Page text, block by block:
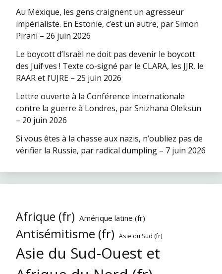
Au Mexique, les gens craignent un agresseur
impérialiste. En Estonie, c’est un autre, par Simon
Pirani – 26 juin 2026
Le boycott d’Israël ne doit pas devenir le boycott
des Juif·ves ! Texte co-signé par le CLARA, les JJR, le
RAAR et l’UJRE – 25 juin 2026
Lettre ouverte à la Conférence internationale
contre la guerre à Londres, par Snizhana Oleksun
– 20 juin 2026
Si vous êtes à la chasse aux nazis, n’oubliez pas de
vérifier la Russie, par radical dumpling – 7 juin 2026
Afrique (fr) Amérique latine (fr)
Antisémitisme (fr) Asie du Sud (fr)
Asie du Sud-Ouest et